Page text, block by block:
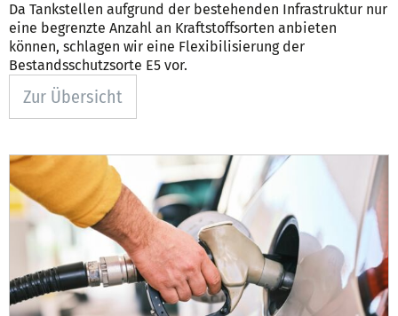
Da Tankstellen aufgrund der bestehenden Infrastruktur nur
eine begrenzte Anzahl an Kraftstoffsorten anbieten
können, schlagen wir eine Flexibilisierung der
Bestandsschutzsorte E5 vor.
Zur Übersicht